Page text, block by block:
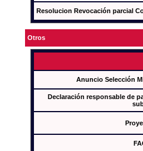
Resolucion Revocación parcial
Otros
Anuncio Selección
Declaración responsable de